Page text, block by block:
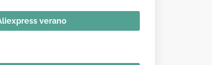
verano